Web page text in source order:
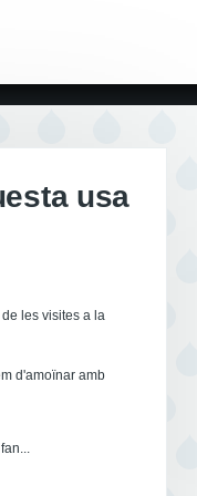
usa
les visites a la
d'amoïnar amb